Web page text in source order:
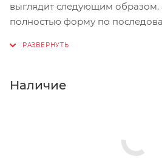
выглядит следующим образом.
полностью форму по
Нажмите кнопку «Оформить
Наличие